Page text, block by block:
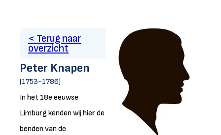
< Terug naar
overzicht
Peter Knapen
(1753-1786)
In het 18e eeuwse
Limburg kenden wij hier de
benden van de